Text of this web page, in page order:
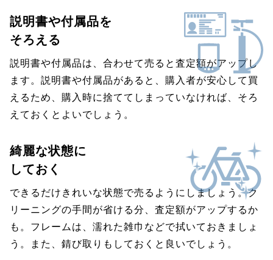
説明書や付属品を
そろえる
説明書や付属品は、合わせて売ると査定額がアップし
ます。説明書や付属品があると、購入者が安心して買
えるため、購入時に捨ててしまっていなければ、そろ
えておくとよいでしょう。
綺麗な状態に
しておく
できるだけきれいな状態で売るようにしましょう。ク
リーニングの手間が省ける分、査定額がアップするか
も。フレームは、濡れた雑巾などで拭いておきましょ
う。また、錆び取りもしておくと良いでしょう。